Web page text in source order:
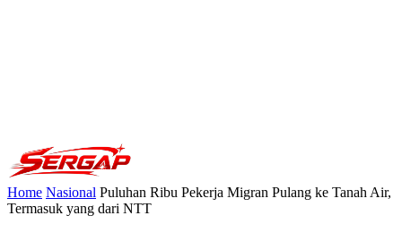
Home Nasional Puluhan Ribu Pekerja Migran Pulang ke Tanah Air,
Termasuk yang dari NTT